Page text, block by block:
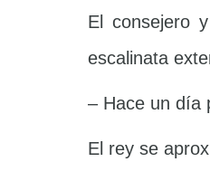
El consejero
escalinata
– Hace un día
El rey se